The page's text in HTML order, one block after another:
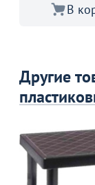
В
Другие